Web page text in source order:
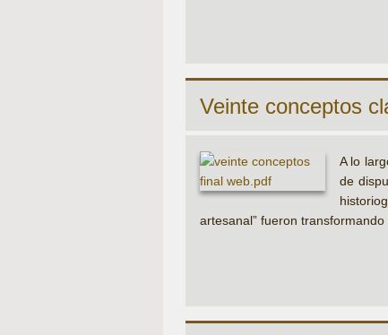
Veinte conceptos
A lo
de
artesanal” fueron